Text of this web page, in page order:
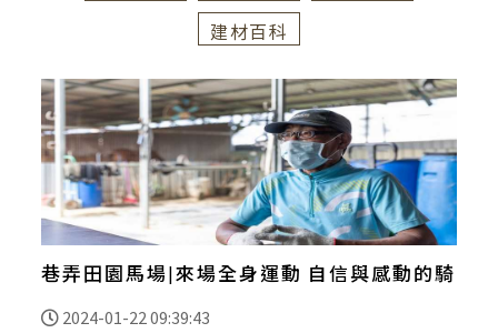
建材百科
巷弄田園馬場|來場全身運動 自信與感動的騎
2024-01-22 09:39:43